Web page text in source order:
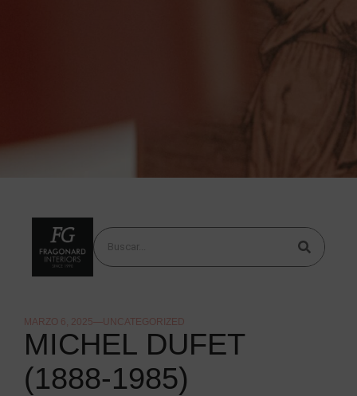
MARZO 6, 2025 UNCATEGORIZED
MICHEL DUFET
(1888-1985)